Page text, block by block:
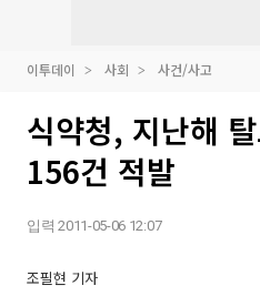
이투데이 사회 사건/사고
식약청, 지난해
156건 적발
입력 2011-05-06 12:07
조필현 기자